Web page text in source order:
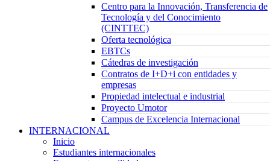
Centro para la Innovación, Transferencia de
Tecnología y del Conocimiento
(CINTTEC)
Oferta tecnológica
EBTCs
Cátedras de investigación
Contratos de I+D+i con entidades y
empresas
Propiedad intelectual e industrial
Proyecto Umotor
Campus de Excelencia Internacional
INTERNACIONAL
Inicio
Estudiantes internacionales